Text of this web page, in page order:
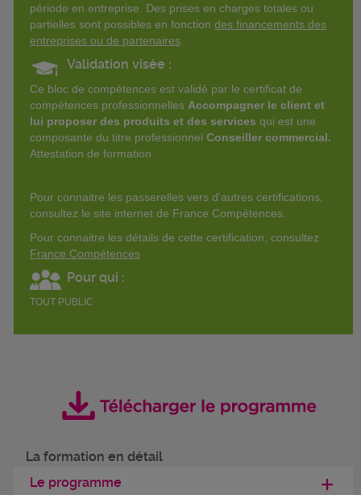
période en entreprise. Des prises en charges totales ou
partielles sont possibles en fonction des financements des
entreprises ou de partenaires
Validation visée :
Ce bloc de compétences est validé par le certificat de
compétences professionnelles Accompagner le client et
lui proposer des produits et des services qui est une
composante du titre professionnel Conseiller commercial.
Attestation de formation
Pour connaitre les passerelles vers d'autres certifications,
consultez le site internet de France Compétences.
Pour connaitre les détails de cette certification, consultez
France Compétences
Pour qui :
TOUT PUBLIC
La formation en détail
Le programme